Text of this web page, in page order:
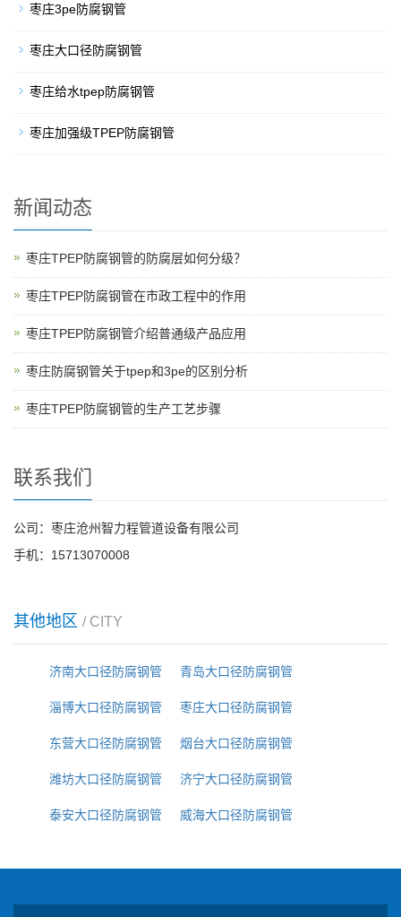
枣庄3pe防腐钢管
枣庄大口径防腐钢管
枣庄给水tpep防腐钢管
枣庄加强级TPEP防腐钢管
新闻动态
枣庄TPEP防腐钢管的防腐层如何分级？
枣庄TPEP防腐钢管在市政工程中的作用
枣庄TPEP防腐钢管介绍普通级产品应用
枣庄防腐钢管关于tpep和3pe的区别分析
枣庄TPEP防腐钢管的生产工艺步骤
联系我们
公司：枣庄沧州智力程管道设备有限公司
手机：15713070008
其他地区 / CITY
济南大口径防腐钢管 青岛大口径防腐钢管
淄博大口径防腐钢管 枣庄大口径防腐钢管
东营大口径防腐钢管 烟台大口径防腐钢管
潍坊大口径防腐钢管 济宁大口径防腐钢管
泰安大口径防腐钢管 威海大口径防腐钢管